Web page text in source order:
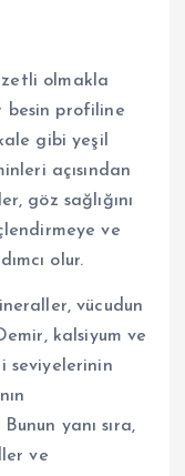
olmakla
besin profiline
gibi yeşil
açısından
göz sağlığını
ve
olur.
vücudun
kalsiyum ve
seviyelerinin
yanı sıra,
ve